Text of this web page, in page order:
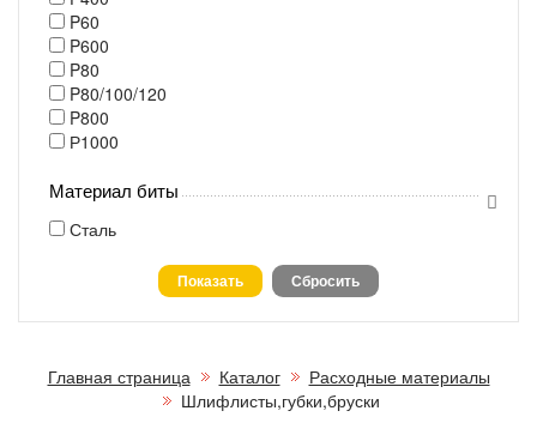
P60
P600
P80
P80/100/120
P800
Р1000
Материал биты
Сталь
Главная страница Каталог
Расходные материалы
Шлифлисты,губки,бруски